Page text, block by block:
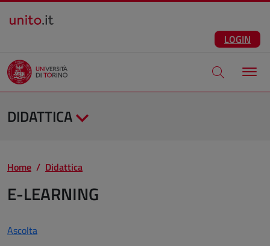
Salta al contenuto principale
LOGIN
Apri modale
DIDATTICA
Home Didattica
E-LEARNING
Ascolta